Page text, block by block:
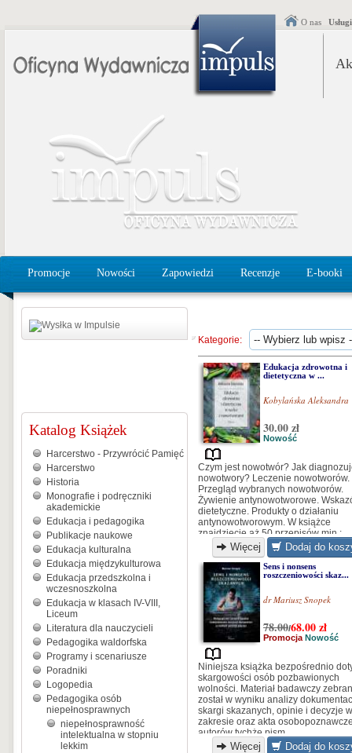
O nas
Promocje Nowości Zapowiedzi Recenzje E-booki
Katalog Książek
Harcerstwo - Przywrócić Pamięć
Harcerstwo
Historia
Monografie i podręczniki
akademickie
Edukacja i pedagogika
Publikacje naukowe
Edukacja kulturalna
Edukacja międzykulturowa
Edukacja przedszkolna i
wczesnoszkolna
Edukacja w klasach IV-VIII,
Liceum
Literatura dla nauczycieli
Pedagogika waldorfska
Programy i scenariusze
Poradniki
Logopedia
Pedagogika osób
niepełnosprawnych
niepełnosprawność
intelektualna w stopniu
lekkim
Kategorie:
Edukacja zdrowotna i
dietetyczna w ...
Kobylańska Aleksandra
30.00 zł
Nowość
Czym jest nowotwór? Jak
nowotwory? Leczenie nowotworów.
Przegląd wybranych nowotworów.
Żywienie antynowotworowe.
dietetyczne. Produkty o działaniu
antynowotworowym. W książce
znajdziecie aż 50 przepisów min.:
sałatka owocowa, omlet owsiany z
żurawiną, kanapki z pastą jajeczną,
szaszłyki drobiowe z ryżem, oraz
więcej.
Więcej Dodaj do
Sens i nonsens
roszczeniowości skaz...
dr Mariusz Snopek
78.00/68.00zł
Promocja Nowość
Niniejsza książka bezpośrednio
skargowości osób pozbawionych
wolności. Materiał badawczy
został w wyniku analizy
skargi skazanych, opinie i decyzje
zakresie oraz akta
autorów tychże pism...
Więcej Dodaj do